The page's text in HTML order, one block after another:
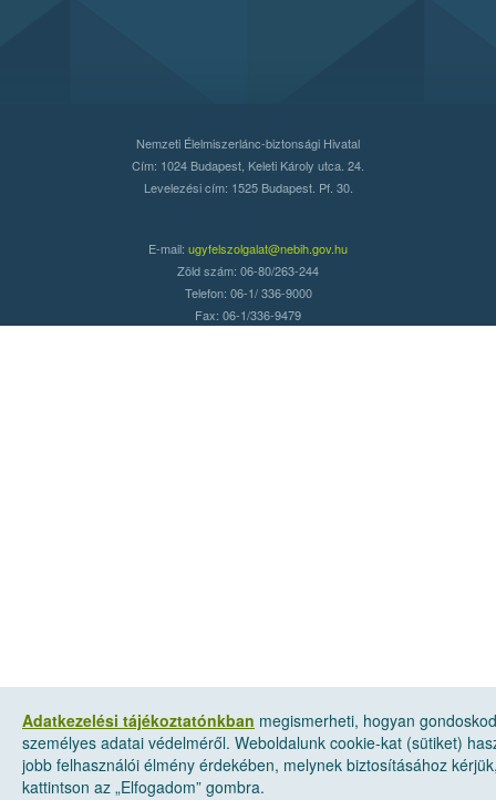
Adatkezelési tájékoztatónkban megismerheti, hogyan
személyes adatai védelméről. Weboldalunk cookie-kat (sütiket)
jobb felhasználói élmény érdekében, melynek biztosításához
kattintson az „Elfogadom” gombra.
Nemzeti Élelmiszerlánc-biztonsági Hivatal
Cím: 1024 Budapest, Keleti Károly utca. 24.
Levelezési cím: 1525 Budapest. Pf. 30.
E-mail: ugyfelszolgalat@nebih.gov.hu
Zöld szám: 06-80/263-244
Telefon: 06-1/ 336-9000
Fax: 06-1/336-9479